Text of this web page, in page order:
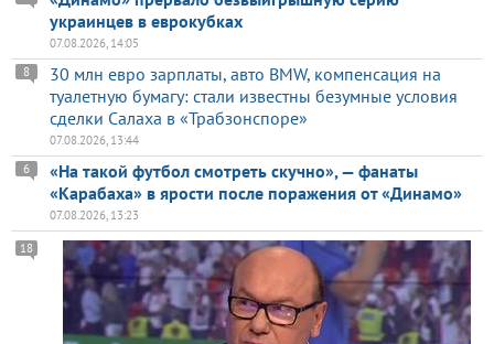
украинцев в еврокубках
07.08.2026, 14:05
30 млн евро зарплаты, авто BMW, компенсация на
туалетную бумагу: стали известны безумные условия
сделки Салаха в «Трабзонспоре»
8
07.08.2026, 13:44
«На такой футбол смотреть скучно», — фанаты
«Карабаха» в ярости после поражения от «Динамо»
6
07.08.2026, 13:23
18